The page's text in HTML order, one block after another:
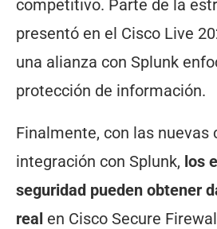
competitivo. Parte de la
presentó en el Cisco Live
una alianza con Splunk
protección de información.
Finalmente, con las nuevas
integración con Splunk, los
seguridad pueden obtener
real en Cisco Secure